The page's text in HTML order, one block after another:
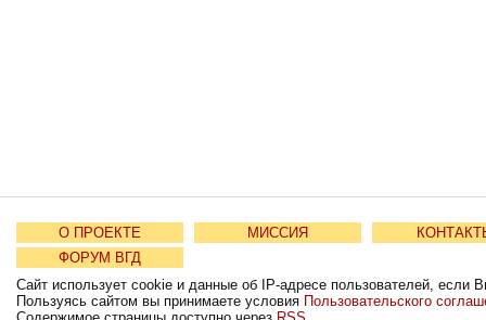
О ПРОЕКТЕ МИССИЯ
ФОРУМ ВГД
Сайт использует cookie и данные об IP-адресе пользователей, если
Пользуясь сайтом вы принимаете условия Пользовательского